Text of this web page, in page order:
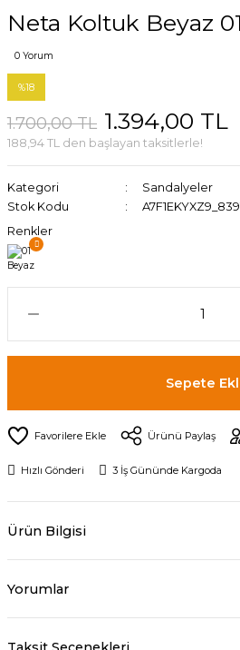
Neta Koltuk Beyaz
0 Yorum
%18
1.700,00 TL 1.394,00 TL
188,94 TL den başlayan taksitlerle!
Kategori
Sandalyeler
Stok Kodu
Renkler
Sepete
Ürünü Paylaş
Hızlı Gönderi 3 İş Gününde Kargoda
Ürün Bilgisi
Yorumlar